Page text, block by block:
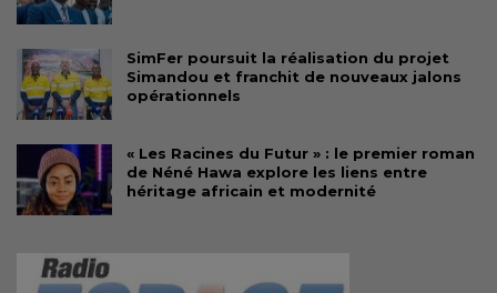
SimFer poursuit la réalisation du projet
Simandou et franchit de nouveaux jalons
opérationnels
« Les Racines du Futur » : le premier roman
de Néné Hawa explore les liens entre
héritage africain et modernité